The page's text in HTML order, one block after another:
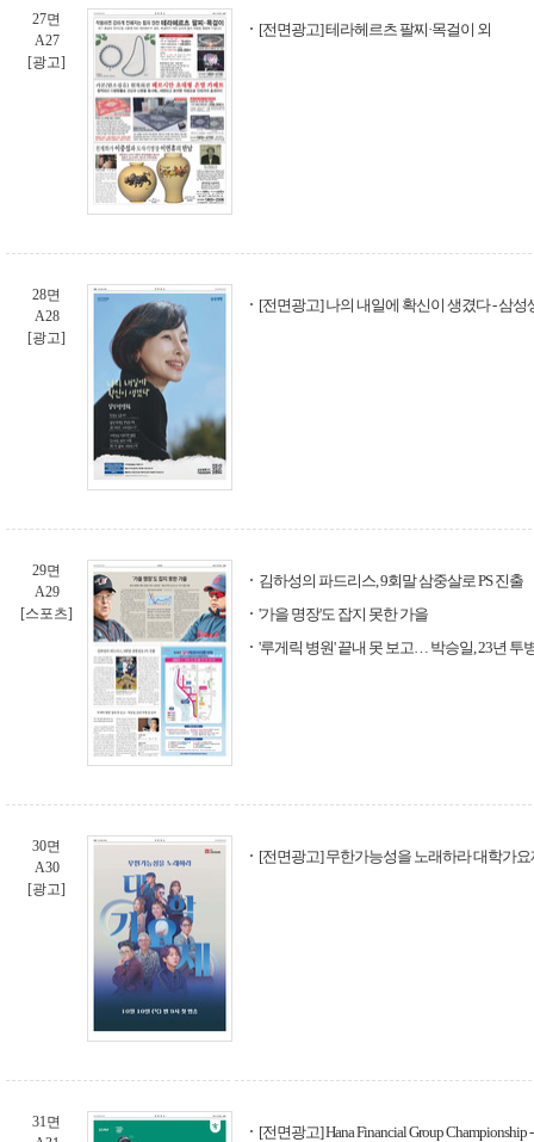
27면
A27
[광고]
[전면광고] 테라헤르츠 팔찌·목걸이 외
28면
A28
[광고]
[전면광고] 나의 내일에 확신이 생겼다 - 삼성
29면
A29
[스포츠]
김하성의 파드리스, 9회말 삼중살로 PS 진출
'가을 명장'도 잡지 못한 가을
'루게릭 병원' 끝내 못 보고… 박승일, 23년 투
30면
A30
[광고]
[전면광고] 무한가능성을 노래하라 대학가요
31면
[전면광고] Hana Financial Group